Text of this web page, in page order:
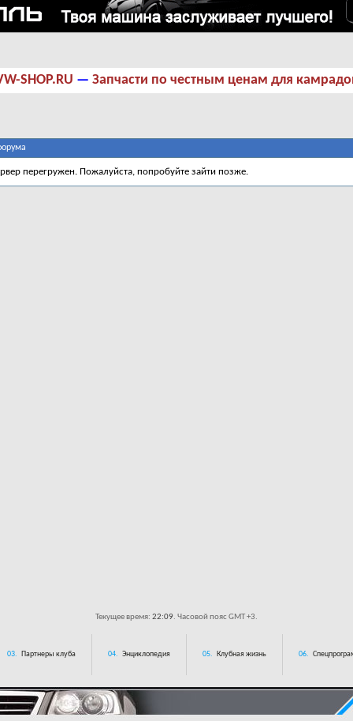
SHOP.RU — Запчасти по честным ценам для
перегружен. Пожалуйста, попробуйте зайти позже.
Текущее время: 22:09. Часовой пояс GMT +3.
03. Партнеры клуба 04. Энциклопедия 05. Клубная жизнь 06.